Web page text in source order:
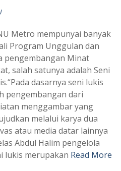
Metro mempunyai banyak
Program Unggulan dan
pengembangan Minat
salah satunya adalah Seni
dasarnya seni lukis
pengembangan dari
menggambar yang
melalui karya dua
atau media datar lainnya
Abdul Halim pengelola
lukis merupakan Read More